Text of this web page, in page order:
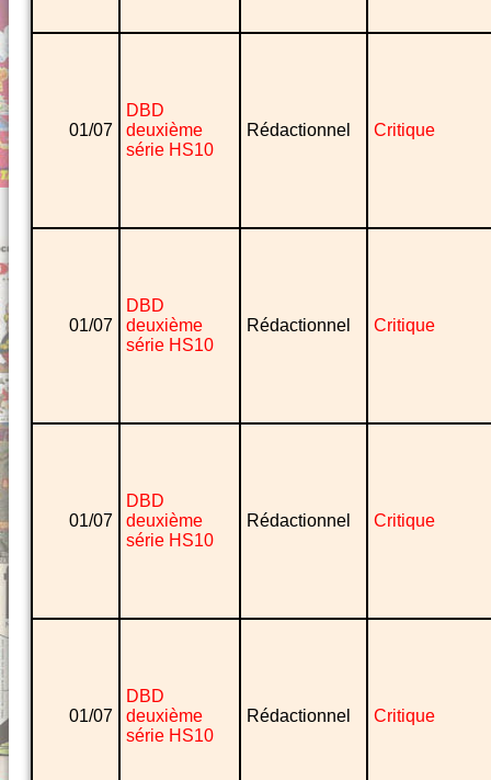
01/07
DBD
deuxième
série HS10
Rédactionnel Critique
01/07
DBD
deuxième
série HS10
Rédactionnel Critique
01/07
DBD
deuxième
série HS10
Rédactionnel Critique
01/07
DBD
deuxième
série HS10
Rédactionnel Critique